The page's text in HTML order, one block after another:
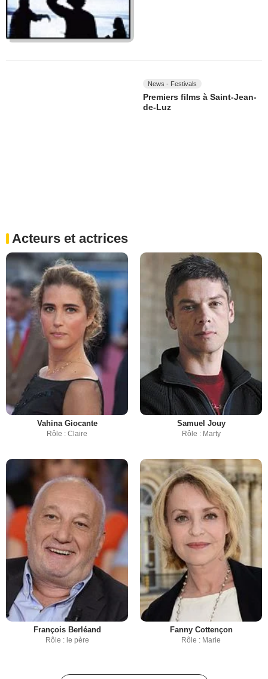
News - Festivals
Premiers films à Saint-Jean-
de-Luz
Acteurs et actrices
Vahina Giocante
Rôle : Claire
Samuel Jouy
Rôle : Marty
François Berléand
Rôle : le père
Fanny Cottençon
Rôle : Marie